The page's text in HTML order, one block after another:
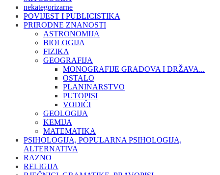
nekategorizarne
POVIJEST I PUBLICISTIKA
PRIRODNE ZNANOSTI
ASTRONOMIJA
BIOLOGIJA
FIZIKA
GEOGRAFIJA
MONOGRAFIJE GRADOVA I DRŽAVA...
OSTALO
PLANINARSTVO
PUTOPISI
VODIČI
GEOLOGIJA
KEMIJA
MATEMATIKA
PSIHOLOGIJA, POPULARNA PSIHOLOGIJA,
ALTERNATIVA
RAZNO
RELIGIJA